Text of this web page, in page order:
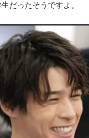
だったそうですよ。